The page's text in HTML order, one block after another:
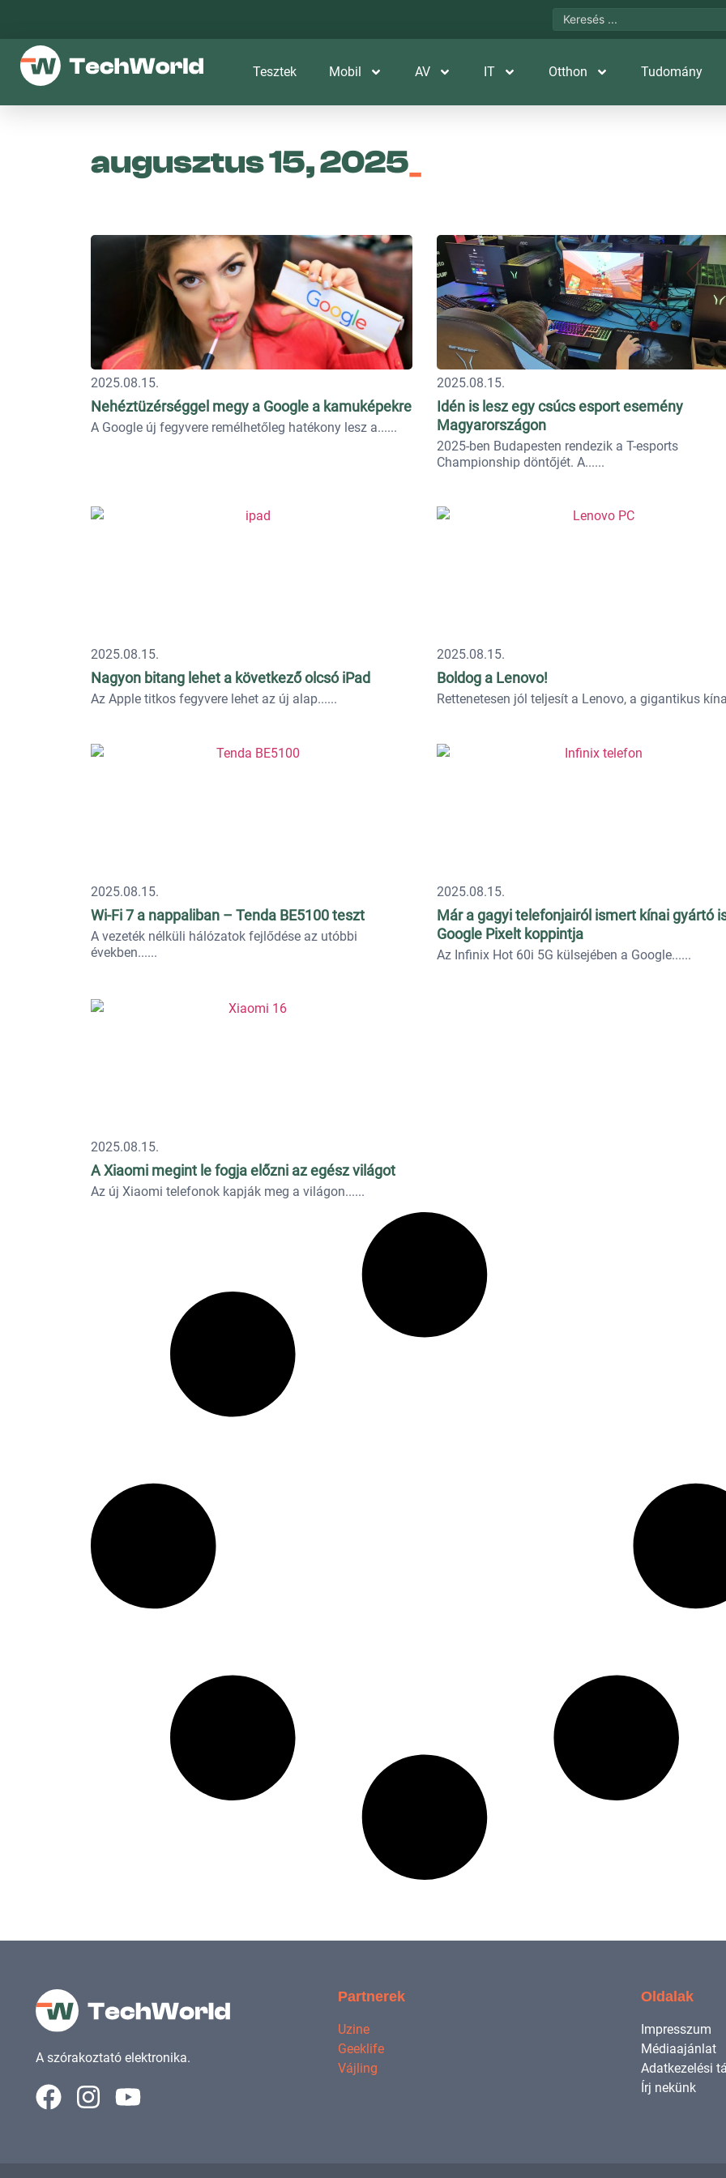
Tesztek Mobil AV IT Otthon Tudomány
augusztus 15, 2025
2025.08.15.
Nehéztüzérséggel megy a Google a kamuképekre
A Google új fegyvere remélhetőleg hatékony lesz a...
2025.08.15.
Idén is lesz egy csúcs esport esemény
Magyarországon
2025-ben Budapesten rendezik a T-esports
Championship döntőjét. A...
2025.08.15.
Nagyon bitang lehet a következő olcsó iPad
Az Apple titkos fegyvere lehet az új alap...
2025.08.15.
Boldog a Lenovo!
Rettenetesen jól teljesít a Lenovo, a gigantikus
2025.08.15.
Wi-Fi 7 a nappaliban – Tenda BE5100 teszt
A vezeték nélküli hálózatok fejlődése az utóbbi
években...
2025.08.15.
Már a gagyi telefonjairól ismert kínai gyártó
Google Pixelt koppintja
Az Infinix Hot 60i 5G külsejében a Google...
2025.08.15.
A Xiaomi megint le fogja előzni az egész világot
Az új Xiaomi telefonok kapják meg a világon...
A szórakoztató elektronika.
Partnerek
Uzine
Geeklife
Vájling
Oldalak
Impresszum
Médiaajánlat
Adatkezelési
Írj nekünk